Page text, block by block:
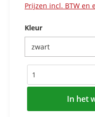
Prijzen incl. BTW en
Kleur
In het